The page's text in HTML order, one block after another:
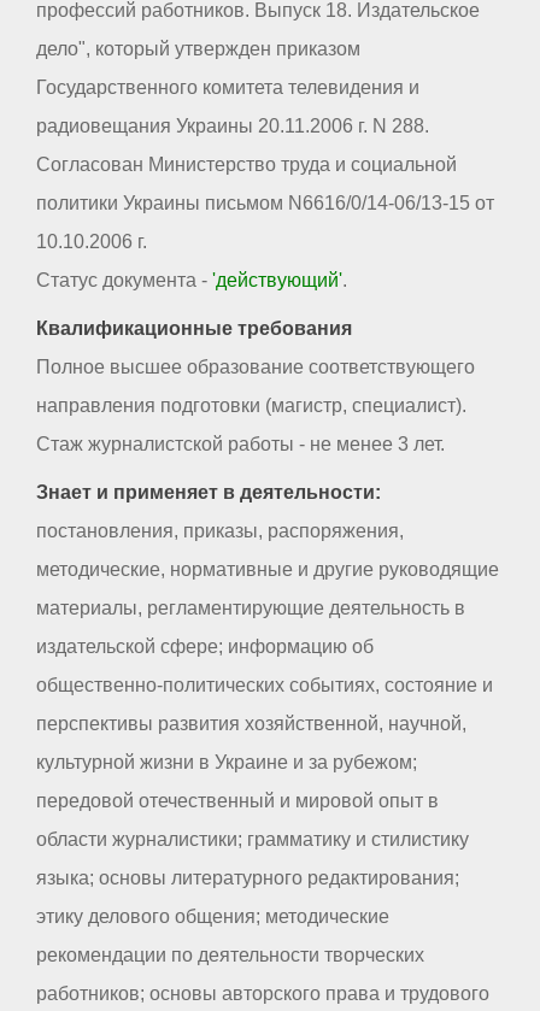
профессий работников. Выпуск 18. Издательское
дело", который утвержден приказом
Государственного комитета телевидения и
радиовещания Украины 20.11.2006 г. N 288.
Согласован Министерство труда и социальной
политики Украины письмом N6616/0/14-06/13-15 от
10.10.2006 г.
Статус документа - 'действующий'.
Квалификационные требования
Полное высшее образование соответствующего
направления подготовки (магистр, специалист).
Стаж журналистской работы - не менее 3 лет.
Знает и применяет в деятельности:
постановления, приказы, распоряжения,
методические, нормативные и другие руководящие
материалы, регламентирующие деятельность в
издательской сфере; информацию об
общественно-политических событиях, состояние и
перспективы развития хозяйственной, научной,
культурной жизни в Украине и за рубежом;
передовой отечественный и мировой опыт в
области журналистики; грамматику и стилистику
языка; основы литературного редактирования;
этику делового общения; методические
рекомендации по деятельности творческих
работников; основы авторского права и трудового